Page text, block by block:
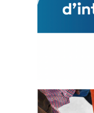
La
d’intérêts